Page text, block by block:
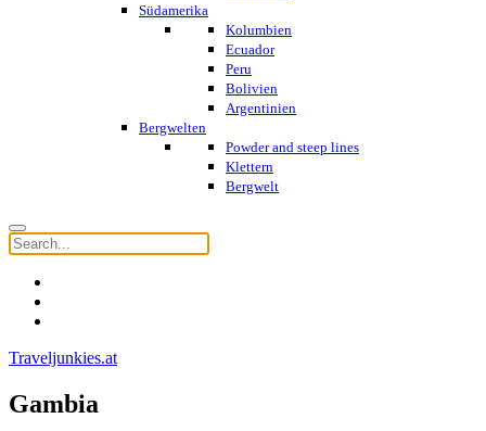
Südamerika
Kolumbien
Ecuador
Peru
Bolivien
Argentinien
Bergwelten
Powder and steep lines
Klettern
Bergwelt
Traveljunkies.at
Gambia